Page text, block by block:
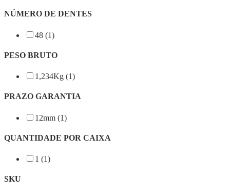
NÚMERO DE DENTES
48 (1)
PESO BRUTO
1,234Kg (1)
PRAZO GARANTIA
12mm (1)
QUANTIDADE POR CAIXA
1 (1)
SKU